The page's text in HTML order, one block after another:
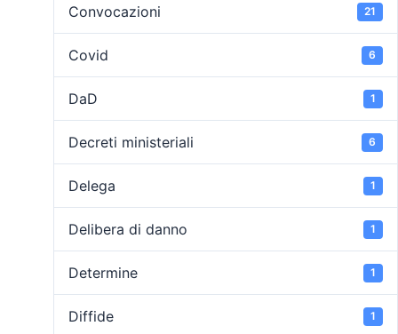
Convocazioni 21
Covid 6
DaD 1
Decreti ministeriali 6
Delega 1
Delibera di danno 1
Determine 1
Diffide 1